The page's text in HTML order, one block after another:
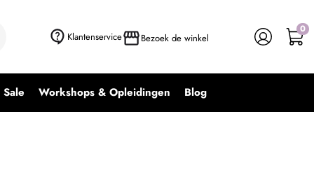
Klantenservice Bezoek de winkel
0
Sale Workshops & Opleidingen Blog
+ In winkelwagen